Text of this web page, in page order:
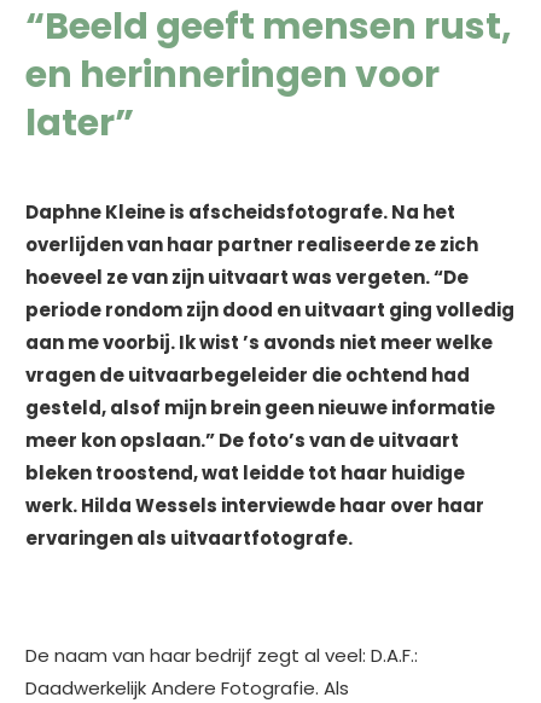
“Beeld geeft mensen rust,
en herinneringen voor
later”
Daphne Kleine is afscheidsfotografe. Na het
overlijden van haar partner realiseerde ze zich
hoeveel ze van zijn uitvaart was vergeten. “De
periode rondom zijn dood en uitvaart ging volledig
aan me voorbij. Ik wist ’s avonds niet meer welke
vragen de uitvaarbegeleider die ochtend had
gesteld, alsof mijn brein geen nieuwe informatie
meer kon opslaan.” De foto’s van de uitvaart
bleken troostend, wat leidde tot haar huidige
werk. Hilda Wessels interviewde haar over haar
ervaringen als uitvaartfotografe.
De naam van haar bedrijf zegt al veel: D.A.F.:
Daadwerkelijk Andere Fotografie.Als